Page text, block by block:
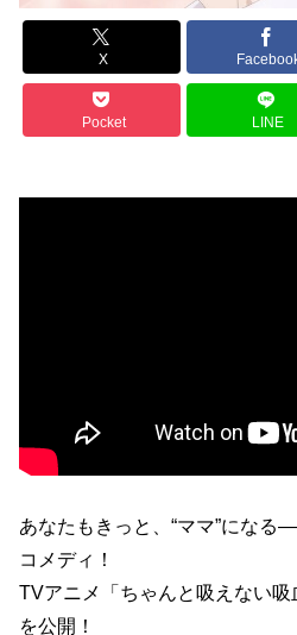
X
Pocket LINE
あなたもきっと、“ママ”にな
コメディ！
TVアニメ「ちゃんと吸えない
を公開！